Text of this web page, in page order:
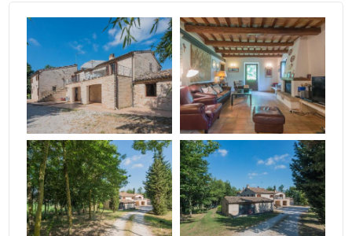
opzioni
-
multiscelta
Giardino
Posto auto/Box
Balcone/Terrazzo